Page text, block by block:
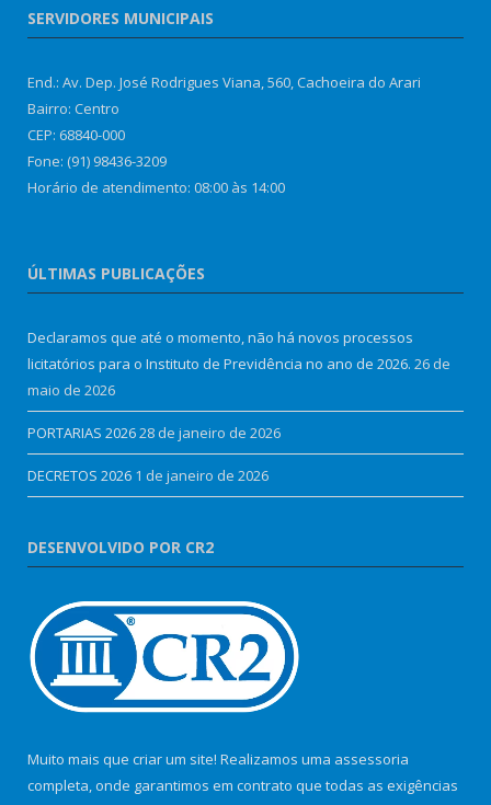
SERVIDORES MUNICIPAIS
End.: Av. Dep. José Rodrigues Viana, 560, Cachoeira do Arari
Bairro: Centro
CEP: 68840-000
Fone: (91) 98436-3209
Horário de atendimento: 08:00 às 14:00
ÚLTIMAS PUBLICAÇÕES
Declaramos que até o momento, não há novos processos
licitatórios para o Instituto de Previdência no ano de 2026. 26 de
maio de 2026
PORTARIAS 202628 de janeiro de 2026
DECRETOS 2026 1 de janeiro de 2026
DESENVOLVIDO POR CR2
Muito mais que criar um site! Realizamos uma assessoria
completa, onde garantimos em contrato que todas as exigências